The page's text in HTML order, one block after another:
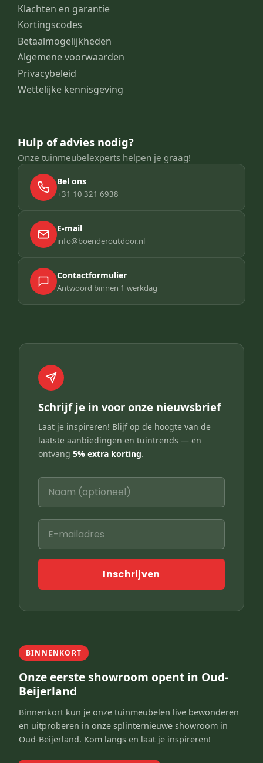
Klachten en garantie
Kortingscodes
Betaalmogelijkheden
Algemene voorwaarden
Privacybeleid
Wettelijke kennisgeving
Hulp of advies nodig?
Onze tuinmeubelexperts helpen je graag!
Bel ons
+31 10 321 6938
E-mail
info@boenderoutdoor.nl
Contactformulier
Antwoord binnen 1 werkdag
Schrijf je in voor onze nieuwsbrief
Laat je inspireren! Blijf op de hoogte van de
laatste aanbiedingen en tuintrends — en
ontvang 5% extra korting.
Inschrijven
BINNENKORT
Onze eerste showroom opent in Oud-
Beijerland
Binnenkort kun je onze tuinmeubelen live bewonderen
en uitproberen in onze splinternieuwe showroom in
Oud-Beijerland. Kom langs en laat je inspireren!